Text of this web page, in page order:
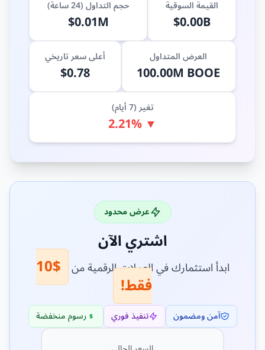
القيمة السوقية
$0.00B
حجم التداول (24 ساعة)
$0.01M
العرض المتداول
100.00M BOOE
أعلى سعر تاريخي
$0.78
تغير (7 أيام)
▼ 2.21%
عرض محدود
اشتري الآن
ابدأ استثمارك في العملات الرقمية من $10
فقط!
آمن ومضمون تنفيذ فوري
رسوم منخفضة